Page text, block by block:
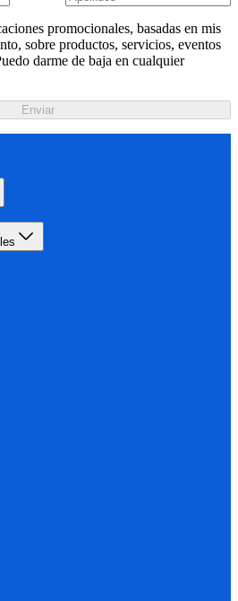
promocionales, basadas en mis
sobre productos, servicios, eventos
darme de baja en cualquier
Enviar